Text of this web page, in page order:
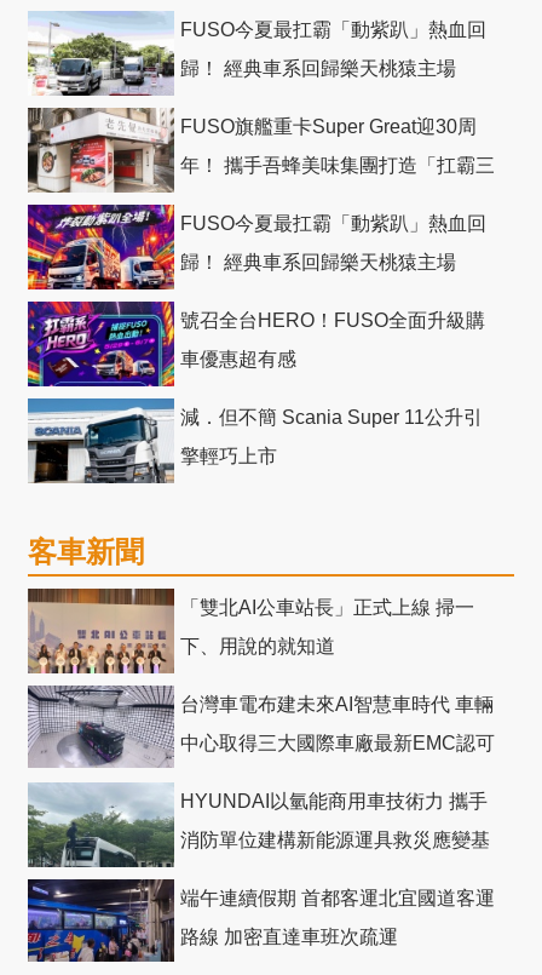
FUSO今夏最扛霸「動紫趴」熱血回
歸！ 經典車系回歸樂天桃猿主場
FUSO旗艦重卡Super Great迎30周
年！ 攜手吾蜂美味集團打造「扛霸三
FUSO今夏最扛霸「動紫趴」熱血回
歸！ 經典車系回歸樂天桃猿主場
號召全台HERO！FUSO全面升級購
車優惠超有感
減．但不簡 Scania Super 11公升引
擎輕巧上市
客車新聞
「雙北AI公車站長」正式上線 掃一
下、用說的就知道
台灣車電布建未來AI智慧車時代 車輛
中心取得三大國際車廠最新EMC認可
HYUNDAI以氫能商用車技術力 攜手
消防單位建構新能源運具救災應變基
端午連續假期 首都客運北宜國道客運
路線 加密直達車班次疏運